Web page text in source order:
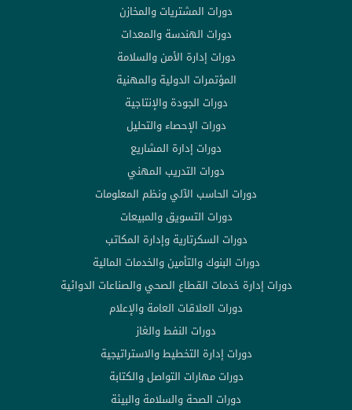
دورات المشتريات والمخازن
دورات الهندسة والمعدات
دورات إدارة الأمن والسلامة
المؤتمرات الدولية والمهنية
دورات الجودة والإنتاجية
دورات الإحصاء والتحليل
دورات إدارة المشاريع
دورات التدريب المهني
دورات الحاسب الآلي ونظم المعلومات
دورات التسويق والمبيعات
دورات السكرتارية وإدارة المكاتب
دورات البنوك والتأمين والخدمات المالية
دورات إدارة خدمات القطاع الصحي والصناعات الدوائية
دورات العلاقات العامة والإعلام
دورات النفط والغاز
دورات إدارة التخطيط والاستراتيجية
دورات مهارات التواصل والكتابة
دورات الصحة والسلامة والبيئة